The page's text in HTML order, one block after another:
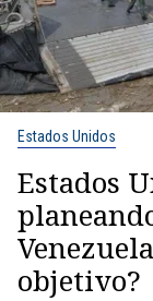
Estados Unidos
Estados
objetivo?